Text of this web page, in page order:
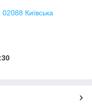
Київська